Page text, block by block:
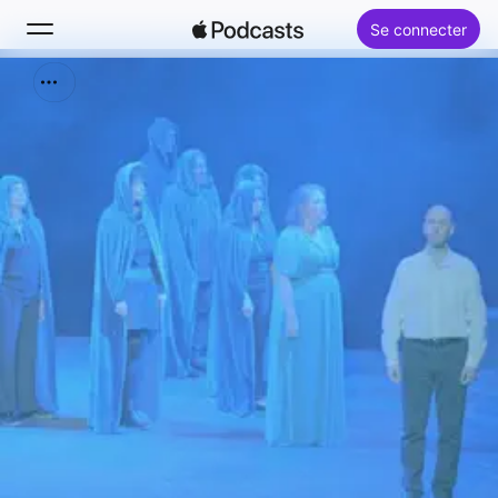
Se connecter
Nouveautés
Classements